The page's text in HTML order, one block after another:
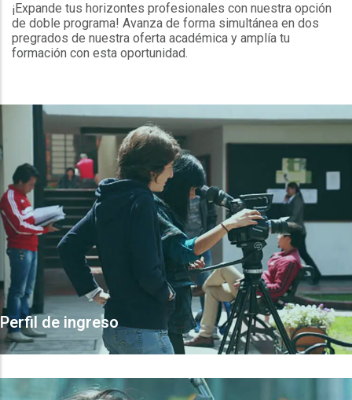
¡Expande tus horizontes profesionales con nuestra opción
de doble programa! Avanza de forma simultánea en dos
pregrados de nuestra oferta académica y amplía tu
formación con esta oportunidad.
Perfil de ingreso